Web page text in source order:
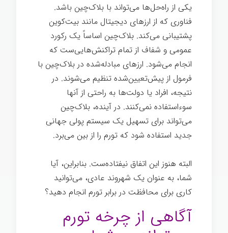
یکی از راه‌حل‌ها می‌تواند با بلاک‌چین باشد.
فناوری که از ارزهای دیجیتال مانند بیت‌کوین
پشتیبانی می‌کند. بلاک‌چین اساساً یک رکورد
عمومی و شفاف از تمام تراکنش‌هایی‌ست که
انجام می‌شود. ارزهای مبادله‌شده در بلاک‌چین با
فرمول از پیش‌تعیین‌شده تنظیم می‌شوند. در
نتیجه، افراد یا دولت‌ها به راحتی از آنها
سوءاستفاده نمی‌کنند. در آینده، بلاک‌چین
می‌تواند برای تسهیل یک سیستم پولی جهانی
جدید استفاده شود که تورم را از بین می‌برد.
البته هنوز این اتفاق نیفتاده‌ست. بنابراین، آیا
شما، به عنوان یک شهروند عادی، می‌توانید
کاری برای محافظت در برابر تورم انجام دهید؟
آگاهی از چرخه تورم